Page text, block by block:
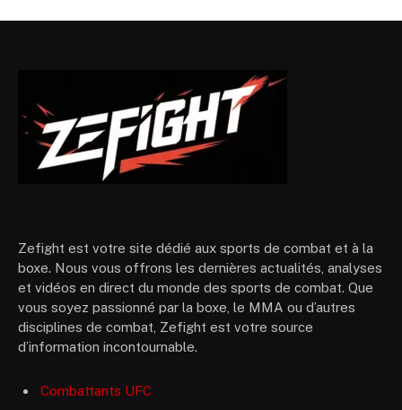
Zefight est votre site dédié aux sports de combat et à la
boxe. Nous vous offrons les dernières actualités, analyses
et vidéos en direct du monde des sports de combat. Que
vous soyez passionné par la boxe, le MMA ou d’autres
disciplines de combat, Zefight est votre source
d’information incontournable.
Combattants UFC